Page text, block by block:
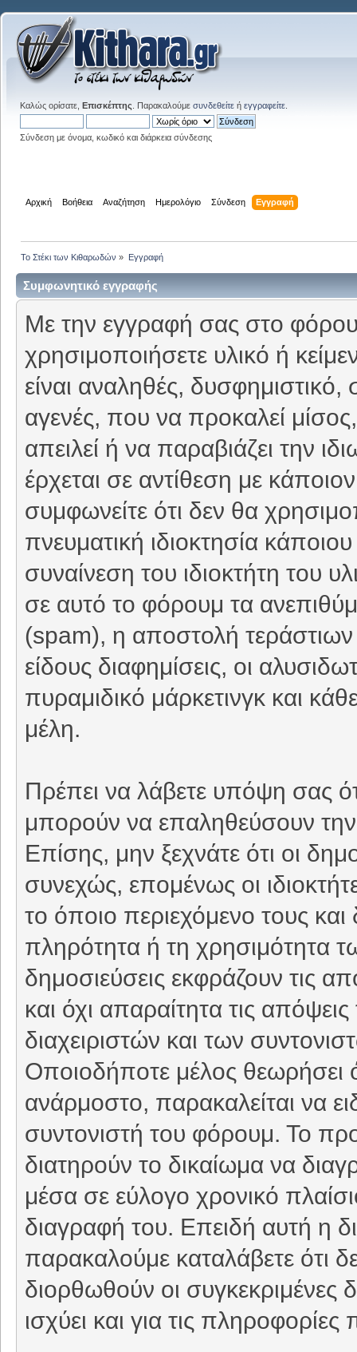
Καλώς ορίσατε, Επισκέπτης . Παρακαλούμε συνδεθείτε ή εγγραφείτε
Σύνδεση με όνομα, κωδικό και διάρκεια σύνδεσης
Αρχική Βοήθεια Αναζήτηση Ημερολόγιο Σύνδεση Εγγραφή
Το Στέκι των Κιθαρωδών » Εγγραφή
Συμφωνητικό εγγραφής
Με την εγγραφή σας στο
χρησιμοποιήσετε υλικό ή
είναι αναληθές, δυσφημιστικό,
αγενές, που να προκαλεί
απειλεί ή να παραβιάζει την
έρχεται σε αντίθεση με
συμφωνείτε ότι δεν θα
πνευματική ιδιοκτησία
συναίνεση του ιδιοκτήτη του
σε αυτό το φόρουμ τα
(spam), η αποστολή
είδους διαφημίσεις, οι
πυραμιδικό μάρκετινγκ και
μέλη.
Πρέπει να λάβετε υπόψη σας
μπορούν να επαληθεύσουν
Επίσης, μην ξεχνάτε ότι οι
συνεχώς, επομένως οι
το όποιο περιεχόμενο τους και
πληρότητα ή τη χρησιμότητα
δημοσιεύσεις εκφράζουν τις
και όχι απαραίτητα τις
διαχειριστών και των
Οποιοδήποτε μέλος θεωρήσει
ανάρμοστο, παρακαλείται να
συντονιστή του φόρουμ. Το
διατηρούν το δικαίωμα να
μέσα σε εύλογο χρονικό
διαγραφή του. Επειδή αυτή η
παρακαλούμε καταλάβετε ότι
διορθωθούν οι συγκεκριμένες
ισχύει και για τις